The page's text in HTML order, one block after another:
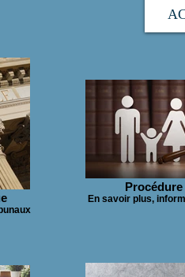
En savoir plus,